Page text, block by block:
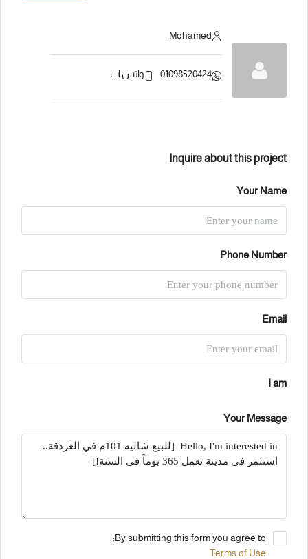
Mohamed
01098520424 واتس اب
Inquire about this project
Your Name
Phone Number
Email
I am
Your Message
By submitting this form you agree to:
Terms of Use